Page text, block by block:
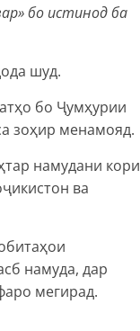
» бо истинод ба
шуд.
бо Ҷумҳурии
зоҳир менамояд.
намудани кори
ва
намуда, дар
мегирад.